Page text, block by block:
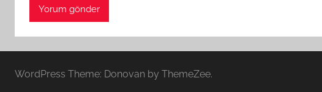
WordPress Theme: Donovan by ThemeZee.